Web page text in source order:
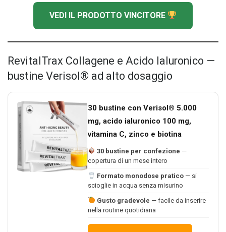
VEDI IL PRODOTTO VINCITORE
RevitalTrax Collagene e Acido Ialuronico —
bustine Verisol® ad alto dosaggio
30 bustine con Verisol® 5.000
mg, acido ialuronico 100 mg,
vitamina C, zinco e biotina
30 bustine per confezione —
copertura di un mese intero
Formato monodose pratico— si
scioglie in acqua senza misurino
Gusto gradevole — facile da inserire
nella routine quotidiana